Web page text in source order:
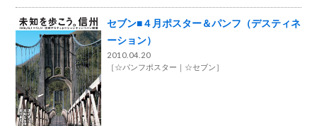
セブン■４月ポスター＆パンフ（デスティネ
ーション）
2010.04.20
［☆パンフポスター ☆セブン］